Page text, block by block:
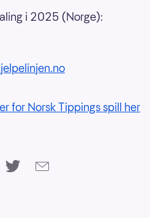
i 2025 (Norge):
for Norsk Tippings spill her